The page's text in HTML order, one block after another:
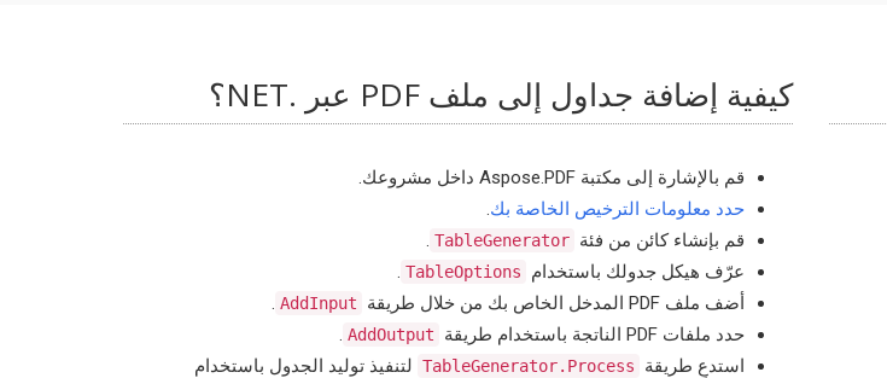
كيفية إضافة جداول إلى ملف PDF عبر .NET؟
قم بالإشارة إلى مكتبة Aspose.PDF داخل مشروعك.
حدد معلومات الترخيص الخاصة بك.
قم بإنشاء كائن من فئة TableGenerator
.
عرّف هيكل جدولك باستخدام
TableOptions
.
أضف ملف PDF المدخل الخاص بك من خلال طريقة
AddInput
.
حدد ملفات PDF الناتجة باستخدام طريقة
AddOutput
.
استدعِ طريقة
TableGenerator.Process لتنفيذ توليد الجدول باستخدام